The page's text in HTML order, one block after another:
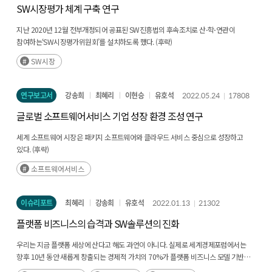
enabled a dynamic interpretation of transition patterns over time. For six key
weak-signal technologies, quantitative findings were supplemented with in-
depth literature analysis, enhancing both the interpretability and policy relevance
of the results beyond traditional score-based forecasting methods. This research
establishes a foundation for early detection and transition prediction of weak
signals, supporting strategic R&D investment prioritization, emerging-
와 함께 오픈소스 기업의 오픈소스 인력 수, 오픈소스 프로젝트 수(기업 내부 인식)
기업 팔로워 수(기업 외부 인식)임이 밝혀졌다. 또한 일반 사업화 요인 중에서는 기술
요인인 특허 수(기술 수준), SW 활용 수(기술 다양성), 기사 수(홍보 언론 노출)이
오픈소스 성과에 많은 영향을 주는 요인으로 밝혀졌다. 제 5장 결론에서는 정책적
시사점으로 오픈소스 전문기업 육성 필요성을 제시하며 이를 위한 3가지 추가
의하면 오픈소스 생태계에 참여하는 개발자와 기업이 빠르게 증가하고 있다. 오픈소스
기여자의 88%가 기업 소속 개발자이었으며 리눅스 커널 개발 이슈의 84%가 기업
이슈일 정도로 개발 과정에 기업이 크게 영향을 주고 있었다. 그리고 글로벌 기업은
하고 있었다. 이렇게 기업들이 오픈소스 생태계에 직접적 간접적으로 참여하는 이유는
오픈소스에 대한 높은 의존도와 선호도 때문이다. 기업에서 개발하는 상용SW의 90%
이상에서 오픈소스가 활용되고 있으며, 개발자가 선호하는 SW 기술의 과반 이상의
오픈소스 기술이었기 때문에 기업은 오픈소스와 분리될 수 없는 현실이다. 비록 기업이
종속성 회피, 빠른 시장 접근성, SW 생산성 향상에 도움을 주어 기업의 경쟁력 강화에
오픈소스 기여를 하는 기업들이었으며 빅테크 기업은 오픈소스 생태계 참여를 통해
기술·산업 혁신을 주도하고 있다. 최근에는 오픈소스 전문기업들이 오픈소스를
기반으로 창업을 하며 SW 생태계에서 영향력을 키우고 있다. 일부에서는 2030년에는
오픈소스 기업의 시가 총액이 폐쇄형 SW 기업의 시가 총액을 넘어설 것으로 예측할
SW시장평가 체계 구축 연구
지난 2020년 12월 전부개정되어 공표된 SW진흥법의 후속조치로 산⋅학⋅연관이
참여하는‘SW시장평가위원회’를 설치하도록 했다. (후략)
SW시장
연구보고서 강송희 최혜리 이현승 유호석 2022.05.24 17808
글로벌 소프트웨어서비스 기업 성장 환경 조성 연구
세계 소프트웨어 시장은 패키지 소프트웨어와 클라우드 서비스 중심으로 성장하고
있다. (후략)
소프트웨어서비스
이슈리포트 최혜리 강송희 유호석 2022.01.13 21302
플랫폼 비즈니스의 습격과 SW솔루션의 진화
우리는 지금 플랫폼 세상에 산다고 해도 과언이 아니다. 실제로 세계경제포럼에서는
향후 10년 동안 새롭게 창출되는 경제적 가치의 70%가 플랫폼 비즈니스 모델 기반일
것으로 전망하였다. (후략)